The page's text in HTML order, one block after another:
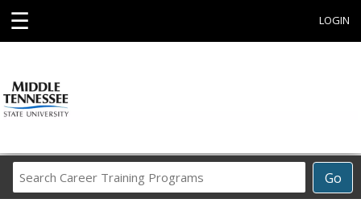
☰ LOGIN
Go
Career